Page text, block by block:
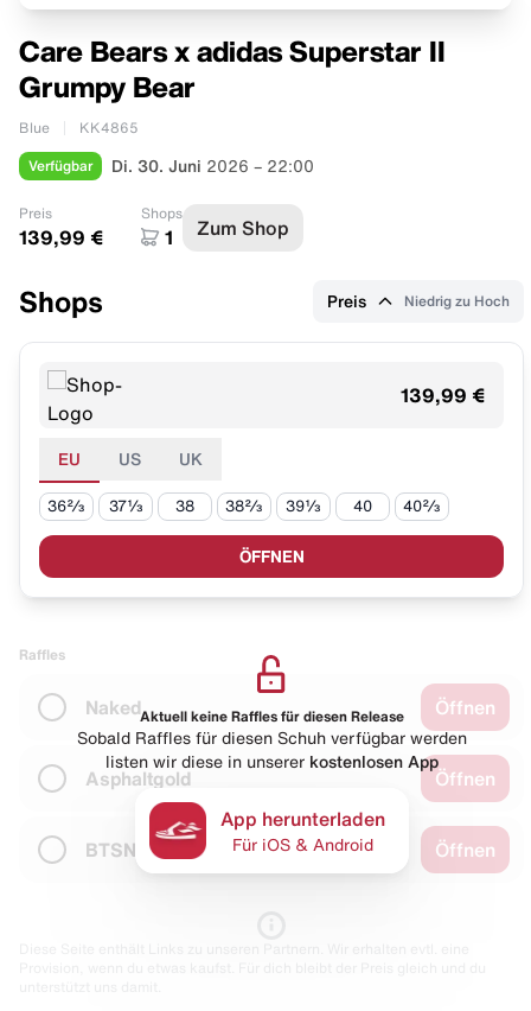
Care Bears x adidas Superstar II
Grumpy Bear
Blue KK4865
Verfügbar Di. 30. Juni 2026 – 22:00
Preis
139,99 €
Shops
1 Zum Shop
Shops Preis Niedrig zu Hoch
139,99 €
EU US UK
36⅔ 37⅓ 38 38⅔ 39⅓ 40 40⅔
ÖFFNEN
Raffles
Naked Öffnen
Asphaltgold Öffnen
BTSN Öffnen
Aktuell keine Raffles für diesen Release
Sobald Raffles für diesen Schuh verfügbar werden
listen wir diese in unserer kostenlosen App
App herunterladen
Für iOS & Android